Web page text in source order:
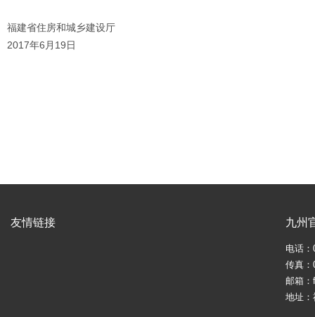
福建省住房和城乡建设厅
2017年6月19日
友情链接 九州
电话：
传真：
邮箱
地址